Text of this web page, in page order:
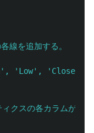
線を追加する。
' , ' Low' , ' Close
クスの各カラムが追